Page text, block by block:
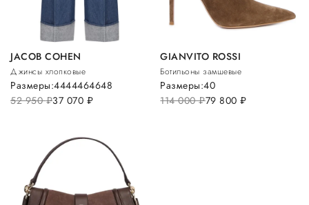
JACOB COHEN
Джинсы хлопковые
52 950руб.37 070 руб.
Размеры:4444464648
GIANVITO ROSSI
Ботильоны замшевые
114 000руб.79 800руб.
Размеры:40